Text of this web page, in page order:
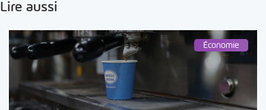
Lire aussi
Économie